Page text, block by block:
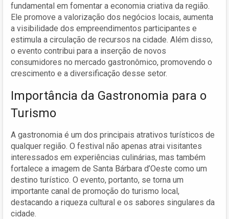
fundamental em fomentar a economia criativa da região.
Ele promove a valorização dos negócios locais, aumenta
a visibilidade dos empreendimentos participantes e
estimula a circulação de recursos na cidade. Além disso,
o evento contribui para a inserção de novos
consumidores no mercado gastronômico, promovendo o
crescimento e a diversificação desse setor.
Importância da Gastronomia para o
Turismo
A gastronomia é um dos principais atrativos turísticos de
qualquer região. O festival não apenas atrai visitantes
interessados em experiências culinárias, mas também
fortalece a imagem de Santa Bárbara d’Oeste como um
destino turístico. O evento, portanto, se torna um
importante canal de promoção do turismo local,
destacando a riqueza cultural e os sabores singulares da
cidade.